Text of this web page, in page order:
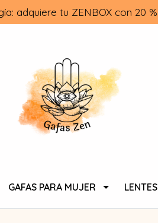
adquiere tu ZENBOX con 20
GAFAS PARA MUJER LENTES